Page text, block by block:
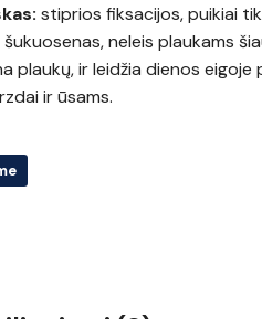
stiprios fiksacijos, puikiai
neleis plaukams
plaukų, ir leidžia dienos
ir ūsams.